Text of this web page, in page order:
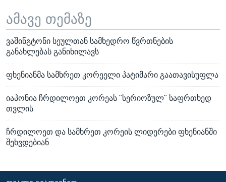
ამავე თემაზე
ვაშინგტონი სეულთან სამხედრო წვრთნების
განახლებას განიხილავს
ფხენიანმა სამხრეთ კორეელი პატიმარი გაათავისუფლა
იაპონია ჩრდილოეთ კორეას "სერიოზულ" საფრთხედ
თვლის
ჩრდილოეთ და სამხრეთ კორეის ლიდერები ფხენიანში
შეხვდებიან